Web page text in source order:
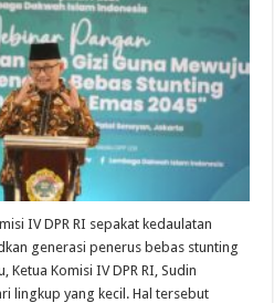
IV DPR RI sepakat kedaulatan
generasi penerus bebas stunting
Komisi IV DPR RI, Sudin
lingkup yang kecil. Hal tersebut